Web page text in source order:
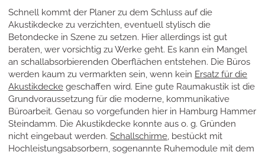
Schnell kommt der Planer zu dem Schluss auf die
Akustikdecke zu verzichten, eventuell stylisch die
Betondecke in Szene zu setzen. Hier allerdings ist gut
beraten, wer vorsichtig zu Werke geht. Es kann ein Mangel
an schallabsorbierenden Oberflächen entstehen. Die Büros
werden kaum zu vermarkten sein, wenn kein Ersatz für die
Akustikdecke geschaffen wird. Eine gute Raumakustik ist die
Grundvoraussetzung für die moderne, kommunikative
Büroarbeit. Genau so vorgefunden hier in Hamburg Hammer
Steindamm. Die Akustikdecke konnte aus o. g. Gründen
nicht eingebaut werden.Schallschirme, bestückt mit
Hochleistungsabsorbern, sogenannte Ruhemodule mit dem